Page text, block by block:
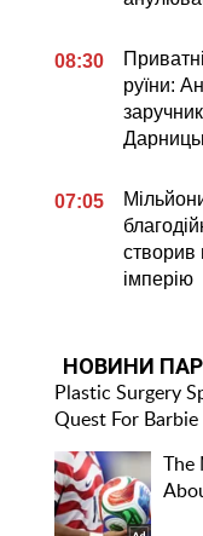
08:30
руїни:
07:05
створив
імперію